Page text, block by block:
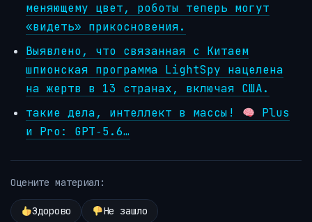
меняющему цвет, роботы теперь могут
«видеть» прикосновения.
Выявлено, что связанная с Китаем
шпионская программа LightSpy нацелена
на жертв в 13 странах, включая США.
такие дела, интеллект в массы!
Plus
и Pro: GPT‑5.6…
Оцените материал:
Здорово Не зашло